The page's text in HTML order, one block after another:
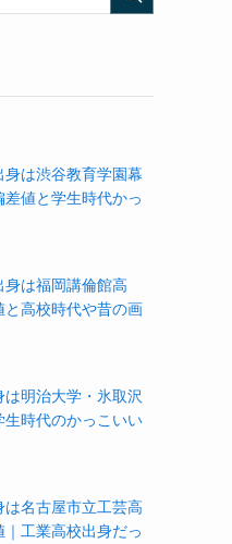
は渋谷教育学園幕
値と学生時代かっ
は福岡講倫館高
高校時代や昔の画
明治大学・氷取沢
時代のかっこいい
名古屋市立工芸高
工業高校出身だっ